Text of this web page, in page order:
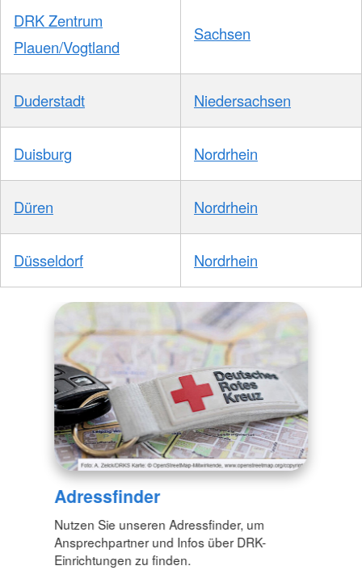
DRK Zentrum
Plauen/Vogtland
Sachsen
Duderstadt Niedersachsen
Duisburg Nordrhein
Düren Nordrhein
Düsseldorf Nordrhein
Adressfinder
Nutzen Sie unseren Adressfinder, um
Ansprechpartner und Infos über DRK-
Einrichtungen zu finden.